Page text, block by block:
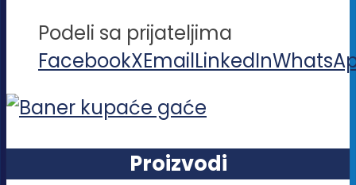
Podeli sa prijateljima
FacebookXEmailLinkedIn
Proizvodi